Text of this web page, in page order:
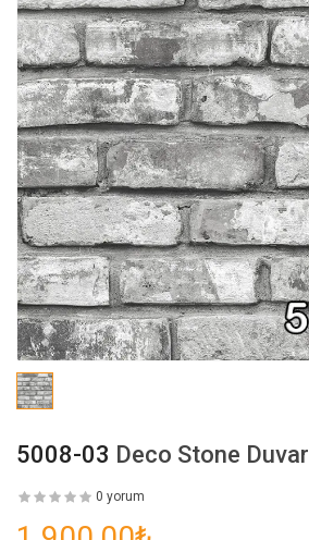
5008-03 Deco Stone Duvar
0 yorum